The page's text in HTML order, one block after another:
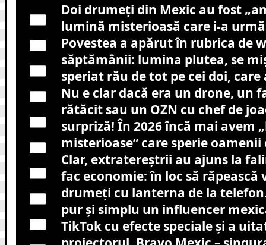
Doi drumeți din Mexic au fost
lumină misterioasă care i-a
Povestea a apărut în rubrica de
săptămânii: lumina plutea, se
speriat rău de tot pe cei doi,
Nu e clar dacă era un drone, un
rătăcit sau un OZN cu chef de
surpriză! În 2026 încă mai avem
misterioase” care sperie oamenii
Clar, extratereștrii au ajuns la
fac economie: în loc să răpească
drumeți cu lanterna de la
pur și simplu un influencer
TikTok cu efecte speciale și a